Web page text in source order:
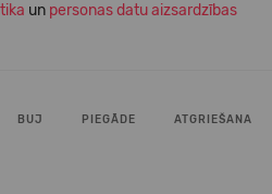
un personas datu aizsardzības
BUJ PIEGĀDE ATGRIEŠANA